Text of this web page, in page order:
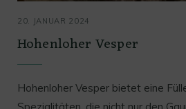
20. JANUAR 2024
Hohenloher Vesper
Hohenloher Vesper bietet eine